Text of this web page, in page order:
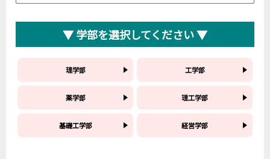
▼ 学部を選択してください ▼
理学部 工学部
薬学部 理工学部
基礎工学部 経営学部